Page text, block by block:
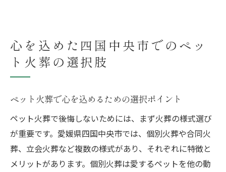
心を込めた四国中央市でのペッ
ト火葬の選択肢
ペット火葬で心を込めるための選択ポイント
ペット火葬で後悔しないためには、まず火葬の様式選び
が重要です。愛媛県四国中央市では、個別火葬や合同火
葬、立会火葬など複数の様式があり、それぞれに特徴と
メリットがあります。個別火葬は愛するペットを他の動